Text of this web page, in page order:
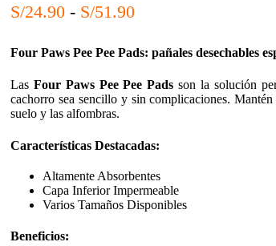
S/24.90 - S/51.90Rango
precios:
S/24.90
S/51.90
Four Paws Pee Pee Pads: pañales desechables
Las Four Paws Pee Pee Pads son la solución
cachorro sea sencillo y sin complicaciones.
suelo y las alfombras.
Características Destacadas:
Altamente Absorbentes
Capa Inferior Impermeable
Varios Tamaños Disponibles
Beneficios: